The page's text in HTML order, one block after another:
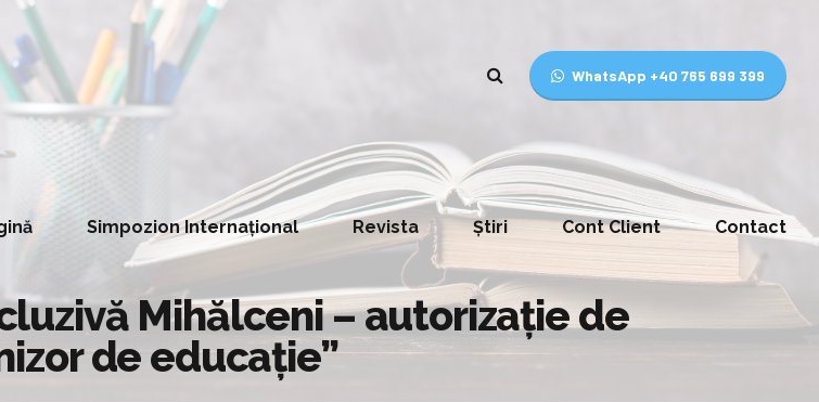
WhatsApp +40 765 699 399
Simpozion Internațional Revista Știri Cont Client Contact
Mihălceni – autorizație de
de educație”